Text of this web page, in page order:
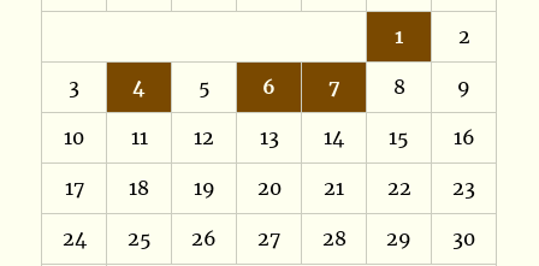
1 2
3 4 5 6 7 8 9
10 11 12 13 14 15 16
17 18 19 20 21 22 23
24 25 26 27 28 29 30